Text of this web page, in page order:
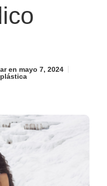
en mayo 7, 2024